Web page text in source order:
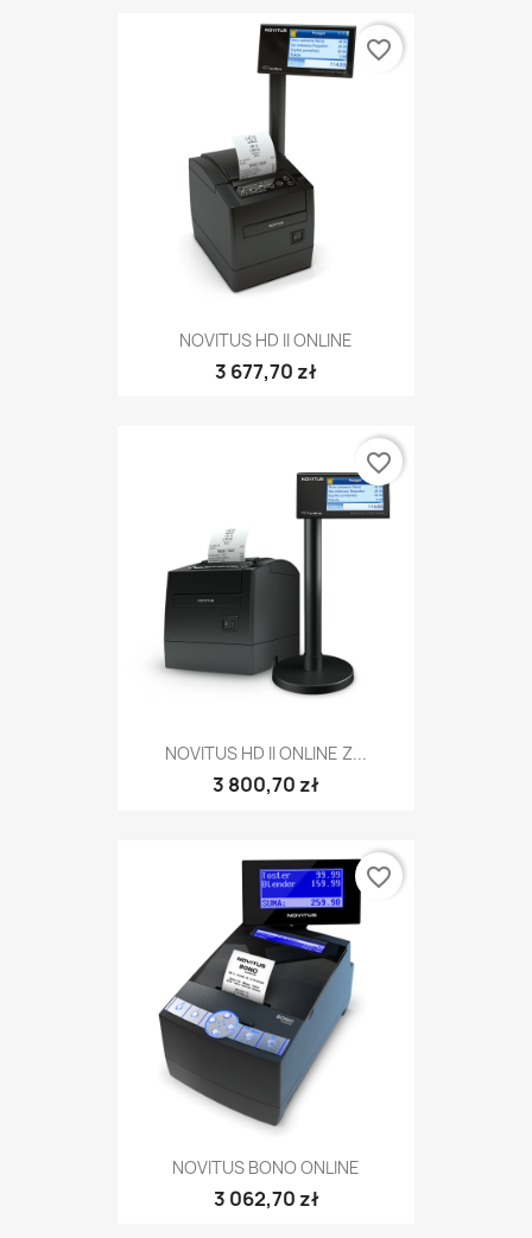
NOVITUS HD II ONLINE
3 677,70 zł
favorite_border
NOVITUS HD II ONLINE Z...
3 800,70 zł
favorite_border
NOVITUS BONO ONLINE
3 062,70 zł
favorite_border